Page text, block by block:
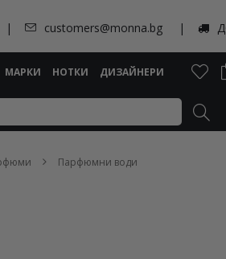
customers@monna.bg
МАРКИ НОТКИ ДИЗАЙНЕРИ
Парфюмни води